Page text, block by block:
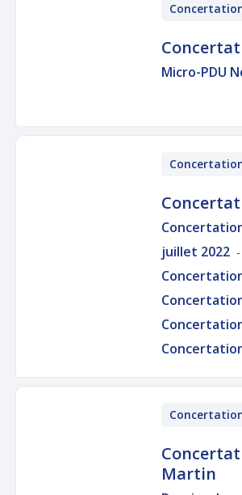
Micro-PDU
juillet 2022
Martin